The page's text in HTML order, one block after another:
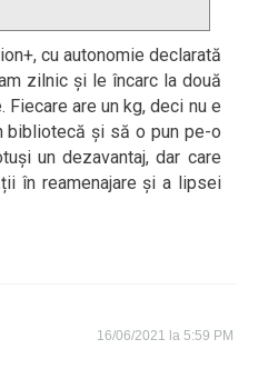
cu autonomie declarată
zilnic și le încarc la două
are un kg, deci nu e
bibliotecă și să o pun pe-o
un dezavantaj, dar care
în reamenajare și a lipsei
16/06/2021 la 5:59 PM